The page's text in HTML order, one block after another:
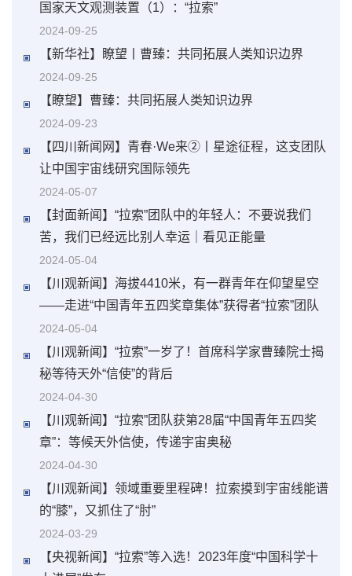
国家天文观测装置（1）：“拉索”
2024-09-25
【新华社】瞭望丨曹臻：共同拓展人类知识边界
2024-09-25
【瞭望】曹臻：共同拓展人类知识边界
2024-09-23
【四川新闻网】青春·We来②丨星途征程，这支团队
让中国宇宙线研究国际领先
2024-05-07
【封面新闻】“拉索”团队中的年轻人：不要说我们
苦，我们已经远比别人幸运｜看见正能量
2024-05-04
【川观新闻】海拔4410米，有一群青年在仰望星空
——走进“中国青年五四奖章集体”获得者“拉索”团队
2024-05-04
【川观新闻】“拉索”一岁了！首席科学家曹臻院士揭
秘等待天外“信使”的背后
2024-04-30
【川观新闻】“拉索”团队获第28届“中国青年五四奖
章”：等候天外信使，传递宇宙奥秘
2024-04-30
【川观新闻】领域重要里程碑！拉索摸到宇宙线能谱
的“膝”，又抓住了“肘”
2024-03-29
【央视新闻】“拉索”等入选！2023年度“中国科学十